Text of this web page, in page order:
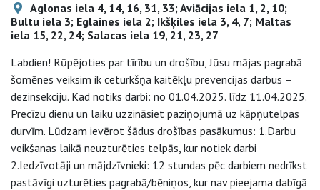
Aglonas iela 4, 14, 16, 31, 33; Aviācijas iela 1, 2, 10;
Bultu iela 3; Eglaines iela 2; Ikšķiles iela 3, 4, 7; Maltas
iela 15, 22, 24; Salacas iela 19, 21, 23, 27
Labdien! Rūpējoties par tīrību un drošību, Jūsu mājas pagrabā
šomēnes veiksim ik ceturkšņa kaitēkļu prevencijas darbus –
dezinsekciju. Kad notiks darbi: no 01.04.2025. līdz 11.04.2025.
Precīzu dienu un laiku uzzināsiet paziņojumā uz kāpņutelpas
durvīm. Lūdzam ievērot šādus drošības pasākumus: 1.Darbu
veikšanas laikā neuzturēties telpās, kur notiek darbi
2.Iedzīvotāji un mājdzīvnieki: 12 stundas pēc darbiem nedrīkst
pastāvīgi uzturēties pagrabā/bēniņos, kur nav pieejama dabīgā